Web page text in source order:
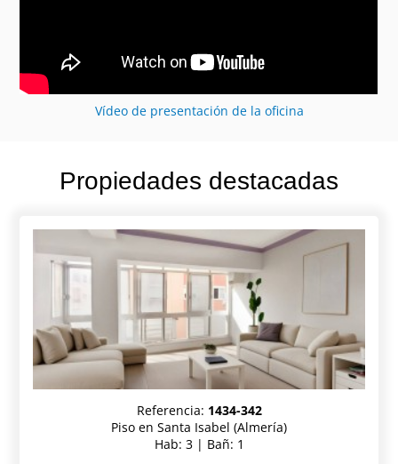
Vídeo de presentación de la oficina
Propiedades destacadas
Referencia: 1434-342
Piso en Santa Isabel (Almería)
Hab: 3 | Bañ: 1